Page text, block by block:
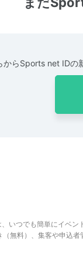
からSports net IDの
いつでも簡単にイベン
無料）、集客や申込